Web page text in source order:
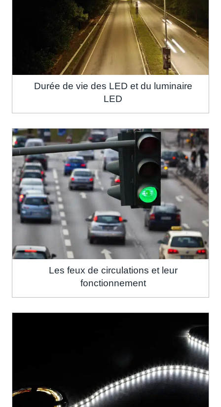
Durée de vie des LED et du luminaire
LED
Les feux de circulations et leur
fonctionnement